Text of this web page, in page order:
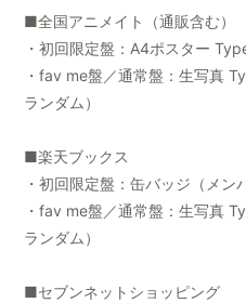
■全国アニメイト（通販含む）
・初回限定盤：A4ポスター
・fav me盤／通常盤：生写真
ランダム）
■楽天ブックス
・初回限定盤：缶バッジ（メン
・fav me盤／通常盤：生写真
ランダム）
■セブンネットショッピング